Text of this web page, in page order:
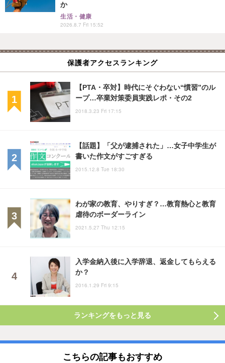
か
生活・健康
2026.8.7 Fri 15:52
保護者アクセスランキング
【PTA・卒対】時代にそぐわない“慣習”のル
ープ…卒業対策委員実践レポ・その2
2018.3.23 Fri 17:15
【話題】「父が逮捕された」…女子中学生が
書いた作文がすごすぎる
2015.12.8 Tue 18:30
わが家の教育、やりすぎ？…教育熱心と教育
虐待のボーダーライン
2021.5.27 Thu 12:15
入学金納入後に入学辞退、返金してもらえる
か？
2016.1.29 Fri 9:15
ランキングをもっと見る
こちらの記事もおすすめ